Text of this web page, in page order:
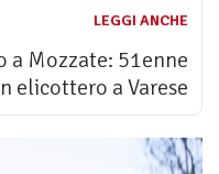
LEGGI ANCHE
a Mozzate: 51enne
elicottero a Varese